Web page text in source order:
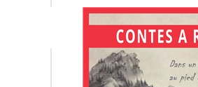
champs grâce à son
transmis de
génération, la terre
cultures dont les
changent en fonction
des parcelles et Utux
représente l'âme des